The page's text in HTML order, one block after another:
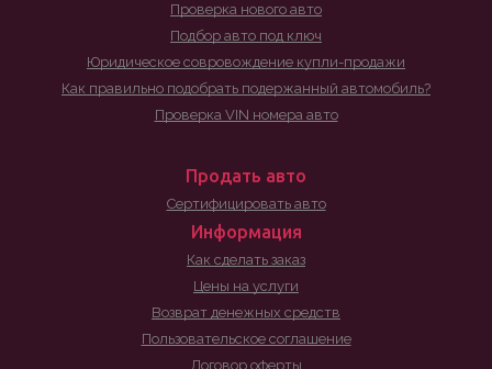
Проверка нового авто
Подбор авто под ключ
Юридическое совровождение купли-продажи
Как правильно подобрать подержанный автомобиль?
Проверка VIN номера авто
Продать авто
Сертифицировать авто
Информация
Как сделать заказ
Цены на услуги
Возврат денежных средств
Пользовательское соглашение
Договор оферты